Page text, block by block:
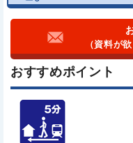
（資料が
おすすめポイント